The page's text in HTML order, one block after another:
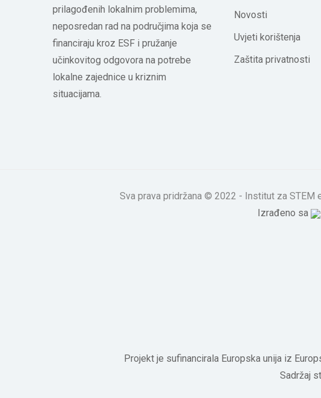
prilagođenih lokalnim problemima,
neposredan rad na područjima koja se
financiraju kroz ESF i pružanje
učinkovitog odgovora na potrebe
lokalne zajednice u kriznim
situacijama.
Novosti
Uvjeti korištenja
Zaštita privatnosti
Sva prava pridržana © 2022 - Institut za STEM
Izrađeno sa
Projekt je sufinancirala Europska unija iz
Sadržaj